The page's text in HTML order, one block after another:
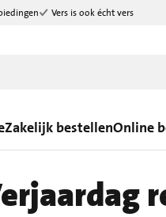
Vers is ook écht vers
Zakelijk bestellenOnline